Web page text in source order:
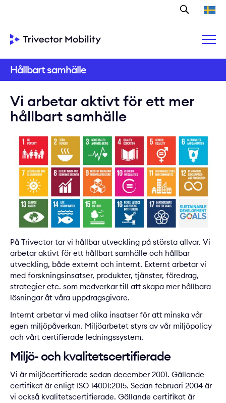
Search
Hållbart samhälle
Vi arbetar aktivt för ett mer
hållbart samhälle
På Trivector tar vi hållbar utveckling på största allvar. Vi
arbetar aktivt för ett hållbart samhälle och hållbar
utveckling, både externt och internt. Externt arbetar vi
med forskningsinsatser, produkter, tjänster, föredrag,
strategier etc. som medverkar till att skapa mer hållbara
lösningar åt våra uppdragsgivare.
Internt arbetar vi med olika insatser för att minska vår
egen miljöpåverkan. Miljöarbetet styrs av vår miljöpolicy
och vårt certifierade ledningssystem.
Miljö- och kvalitetscertifierade
Vi är miljöcertifierade sedan december 2001. Gällande
certifikat är enligt ISO 14001:2015. Sedan februari 2004 är
vi också kvalitetscertifierade. Gällande certifikat är